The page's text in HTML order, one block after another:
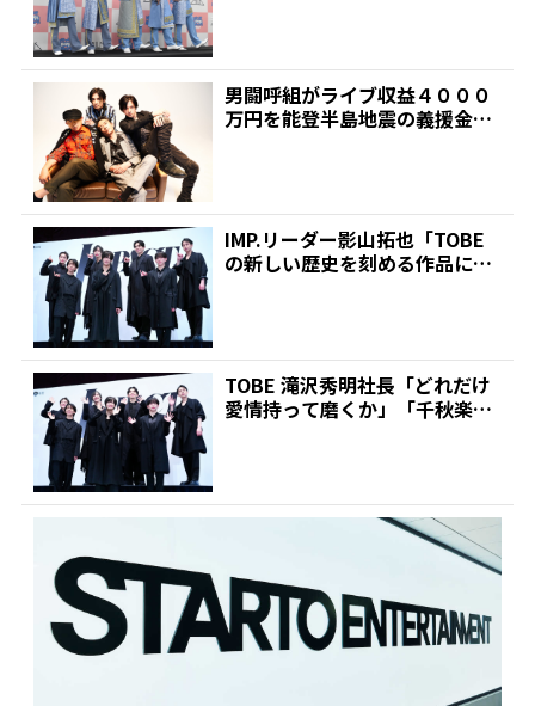
男闘呼組がライブ収益４０００
万円を能登半島地震の義援金
IMP.リーダー影山拓也「TOBE
の新しい歴史を刻める作品に」
TOBE 滝沢秀明社長「どれだけ
愛情持って磨くか」「千秋楽で